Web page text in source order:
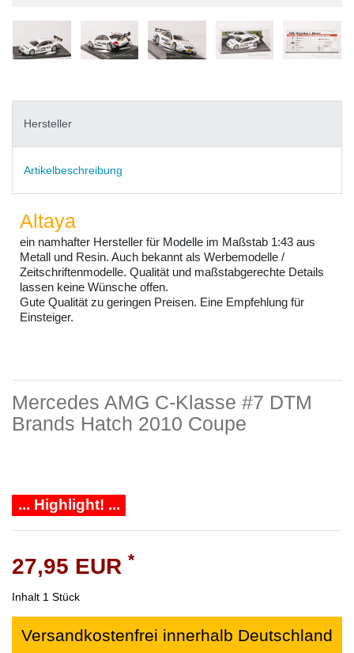
Hersteller
Artikelbeschreibung
Altaya
ein namhafter Hersteller für Modelle im Maßstab 1:43 aus
Metall und Resin. Auch bekannt als Werbemodelle /
Zeitschriftenmodelle. Qualität und maßstabgerechte Details
lassen keine Wünsche offen.
Gute Qualität zu geringen Preisen. Eine Empfehlung für
Einsteiger.
Mercedes AMG C-Klasse #7 DTM
Brands Hatch 2010 Coupe
... Highlight! ...
27,95 EUR *
Inhalt 1 Stück
Versandkostenfrei innerhalb Deutschland